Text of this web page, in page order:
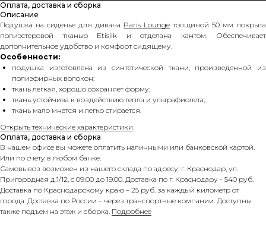
Оплата, доставка и сборка
Описание
Подушка на сиденье для дивана Paris Lounge толщиной 50 мм покрыта
полиэстеровой тканью Etisilk и отделана кантом. Обеспечивает
дополнительное удобство и комфорт сидящему.
Особенности:
подушка изготовлена из синтетической ткани, произведенной из
полиэфирных волокон;
ткань легкая, хорошо сохраняет форму;
ткань устойчива к воздействию тепла и ультрафиолета;
ткань мало мнется и легко стирается.
Открыть технические характеристики.
Оплата, доставка и сборка
В нашем офисе вы можете оплатить наличными или банковской картой.
Или по счёту в любом банке.
Самовывоз возможен из нашего склада по адресу: г. Краснодар, ул.
Пригородная д.1/12, с 09.00 до 19.00. Доставка по г. Краснодару - 540 руб.
Доставка по Краснодарскому краю – 25 руб. за каждый километр от
города. Доставка по России – через транспортные компании. Доступны
также подъем на этаж и сборка. Подробнее